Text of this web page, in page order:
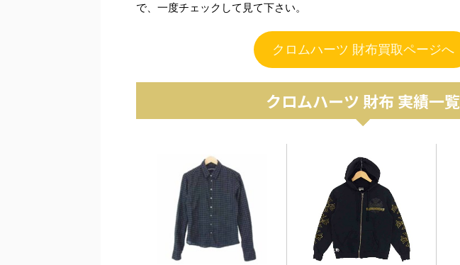
で、一度チェックして見て下さい。
クロムハーツ 財布買取ページへ
クロムハーツ 財布 実績一覧